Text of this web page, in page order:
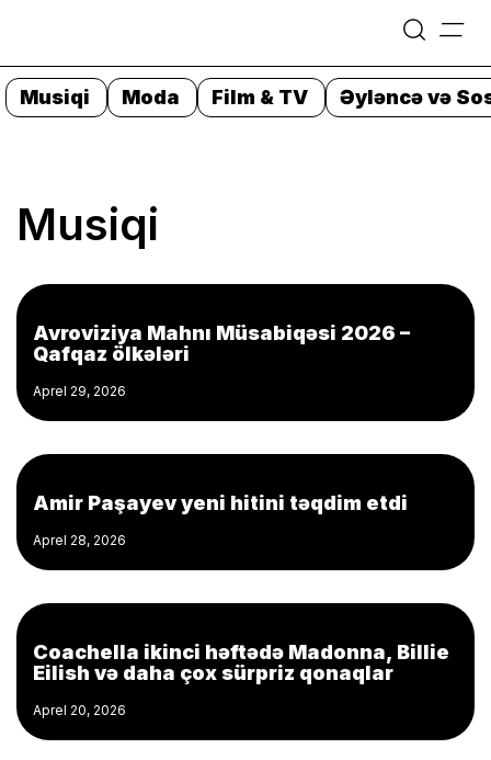
Skip
to
content
=
Musiqi Moda Film & TV Əyləncə və
Musiqi
Avroviziya Mahnı Müsabiqəsi 2026 –
Qafqaz ölkələri
Aprel 29, 2026
Amir Paşayev yeni hitini təqdim etdi
Aprel 28, 2026
Coachella ikinci həftədə Madonna, Billie
Eilish və daha çox sürpriz qonaqlar
Aprel 20, 2026